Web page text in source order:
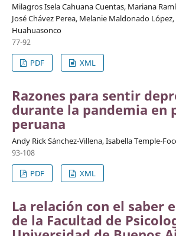
Milagros Isela Cahuana Cuentas, Mariana
José Chávez Perea, Melanie Maldonado
Huahuasonco
77-92
PDF
XML
Razones para sentir
durante la pandemia en
peruana
Andy Rick Sánchez-Villena, Isabella Temple-
93-108
PDF
XML
La relación con el saber
de la Facultad de